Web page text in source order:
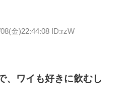
金)22:44:08 ID:rzW
、ワイも好きに飲むし